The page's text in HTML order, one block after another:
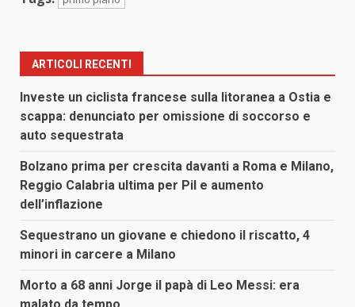
ARTICOLI RECENTI
Investe un ciclista francese sulla litoranea a Ostia e
scappa: denunciato per omissione di soccorso e
auto sequestrata
Bolzano prima per crescita davanti a Roma e Milano,
Reggio Calabria ultima per Pil e aumento
dell’inflazione
Sequestrano un giovane e chiedono il riscatto, 4
minori in carcere a Milano
Morto a 68 anni Jorge il papà di Leo Messi: era